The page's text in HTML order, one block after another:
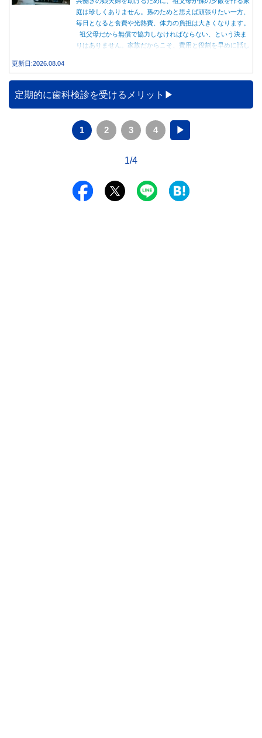
庭は珍しくありません。孫のためと思えば頑張りたい一方、
毎日となると食費や光熱費、体力の負担は大きくなります。
祖父母だから無償で協力しなければならない、という決ま
りはありません。家族だからこそ、費用と役割を早めに話し
更新日:2026.08.04
定期的に歯科検診を受けるメリット
1 2 3 4 ▶
1/4